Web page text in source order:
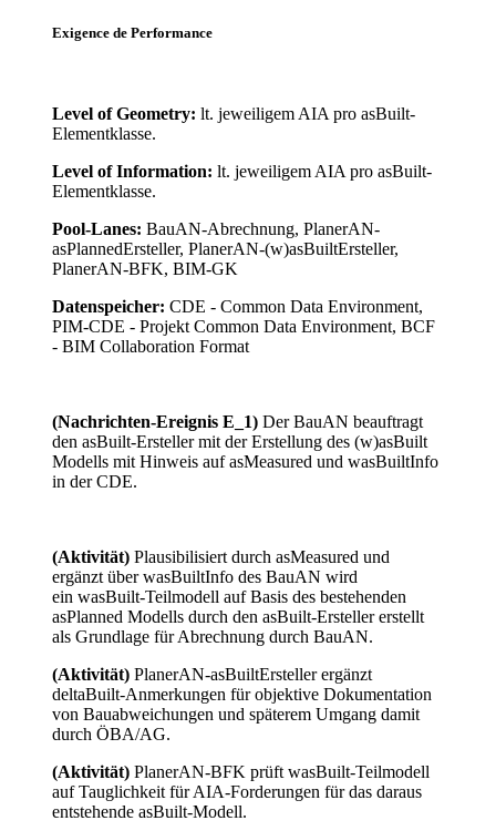
Exigence de Performance
Level of Geometry: lt. jeweiligem AIA pro asBuilt-
Elementklasse.
Level of Information: lt. jeweiligem AIA pro asBuilt-
Elementklasse.
Pool-Lanes: BauAN-Abrechnung, PlanerAN-
asPlannedErsteller, PlanerAN-(w)asBuiltErsteller,
PlanerAN-BFK, BIM-GK
Datenspeicher: CDE - Common Data Environment,
PIM-CDE - Projekt Common Data Environment, BCF
- BIM Collaboration Format
(Nachrichten-Ereignis E_1) Der BauAN beauftragt
den asBuilt-Ersteller mit der Erstellung des (w)asBuilt
Modells mit Hinweis auf asMeasured und wasBuiltInfo
in der CDE.
(Aktivität) Plausibilisiert durch asMeasured und
ergänzt über wasBuiltInfo des BauAN wird
ein wasBuilt-Teilmodell auf Basis des bestehenden
asPlanned Modells durch den asBuilt-Ersteller erstellt
als Grundlage für Abrechnung durch BauAN.
(Aktivität) PlanerAN-asBuiltErsteller ergänzt
deltaBuilt-Anmerkungen für objektive Dokumentation
von Bauabweichungen und späterem Umgang damit
durch ÖBA/AG.
(Aktivität) PlanerAN-BFK prüft wasBuilt-Teilmodell
auf Tauglichkeit für AIA-Forderungen für das daraus
entstehende asBuilt-Modell.